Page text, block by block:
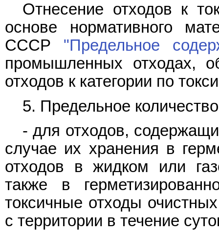
Отнесение отходов к
основе нормативного
СССР "Предельное
промышленных отходах,
отходов к категории по
5. Предельное
- для отходов,
случае их хранения в
отходов в жидком или
также в
токсичные отходы
с территории в течение